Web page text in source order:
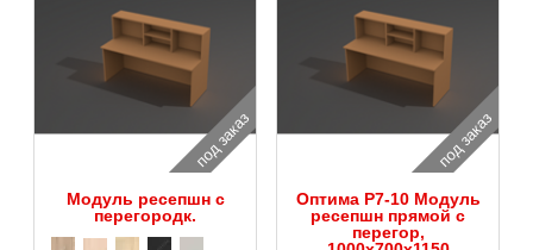
под заказ
Модуль ресепшн с
перегородк.
под заказ
Оптима Р7-10 Модуль
ресепшн прямой c
перегор,